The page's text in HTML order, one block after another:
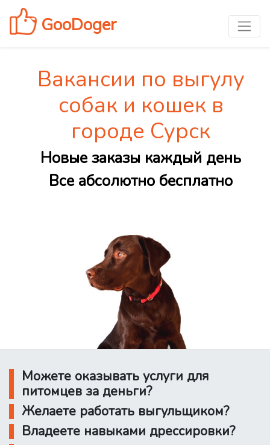
GooDoger
Вакансии по выгулу
собак и кошек в
городе Сурск
Новые заказы каждый день
Все абсолютно бесплатно
Можете оказывать услуги для
питомцев за деньги?
Желаете работать выгульщиком?
Владеете навыками дрессировки?